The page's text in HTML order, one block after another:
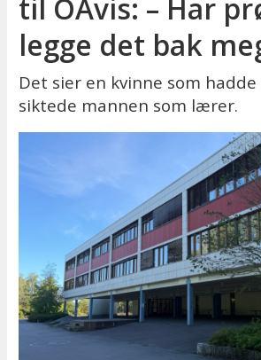
til OAvis: – Har
legge det bak
Det sier en kvinne som hadde
siktede mannen som lærer.